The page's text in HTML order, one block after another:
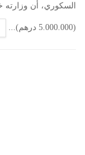
السكوري، أن وزارته
(5.000.000 درهم)...